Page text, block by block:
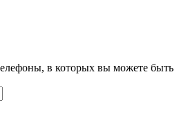
в которых вы можете быть